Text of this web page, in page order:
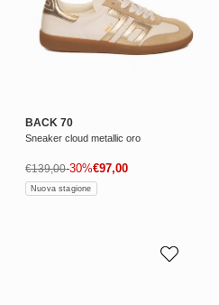
BACK 70
Sneaker cloud metallic oro
Prezzo di vendita
€97,00
Prezzo normale
€139,00-30%
Nuova stagione